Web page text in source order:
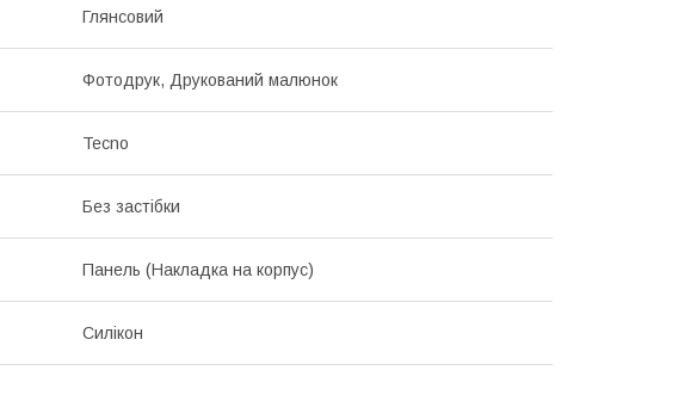
Глянсовий
Фотодрук, Друкований малюнок
Tecno
Без застібки
Панель (Накладка на корпус)
Силікон